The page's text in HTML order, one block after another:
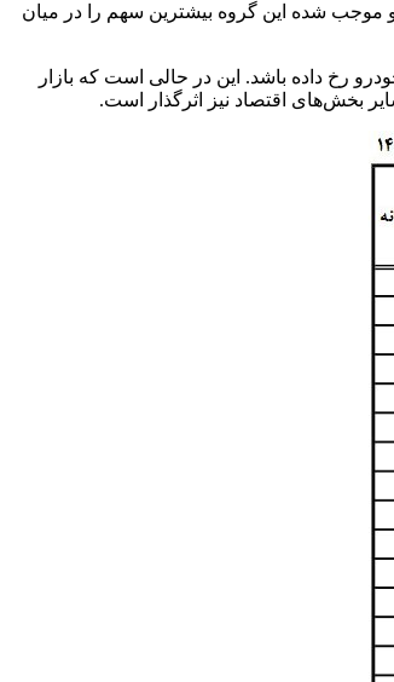
افزایش قیمت محدودتری را تجربه کرده‌اند. با این حال، رشد نزدیک به 28 درصدی قیمت خودرو موجب شده این گروه بیشترین سهم را در میان
رخ داده باشد. این در حالی است که بازار
بخش‌های اقتصاد نیز اثرگذار است.